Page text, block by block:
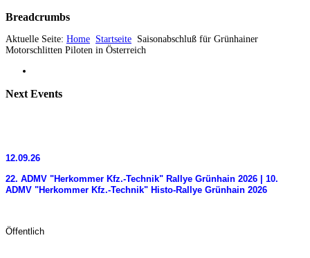
Breadcrumbs
Aktuelle Seite: Home Startseite Saisonabschluß für Grünhainer
Motorschlitten Piloten in Österreich
Next Events
12.09.26
22. ADMV "Herkommer Kfz.-Technik" Rallye Grünhain 2026 | 10.
ADMV "Herkommer Kfz.-Technik" Histo-Rallye Grünhain 2026
Öffentlich